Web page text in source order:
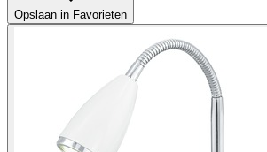
Opslaan in Favorieten